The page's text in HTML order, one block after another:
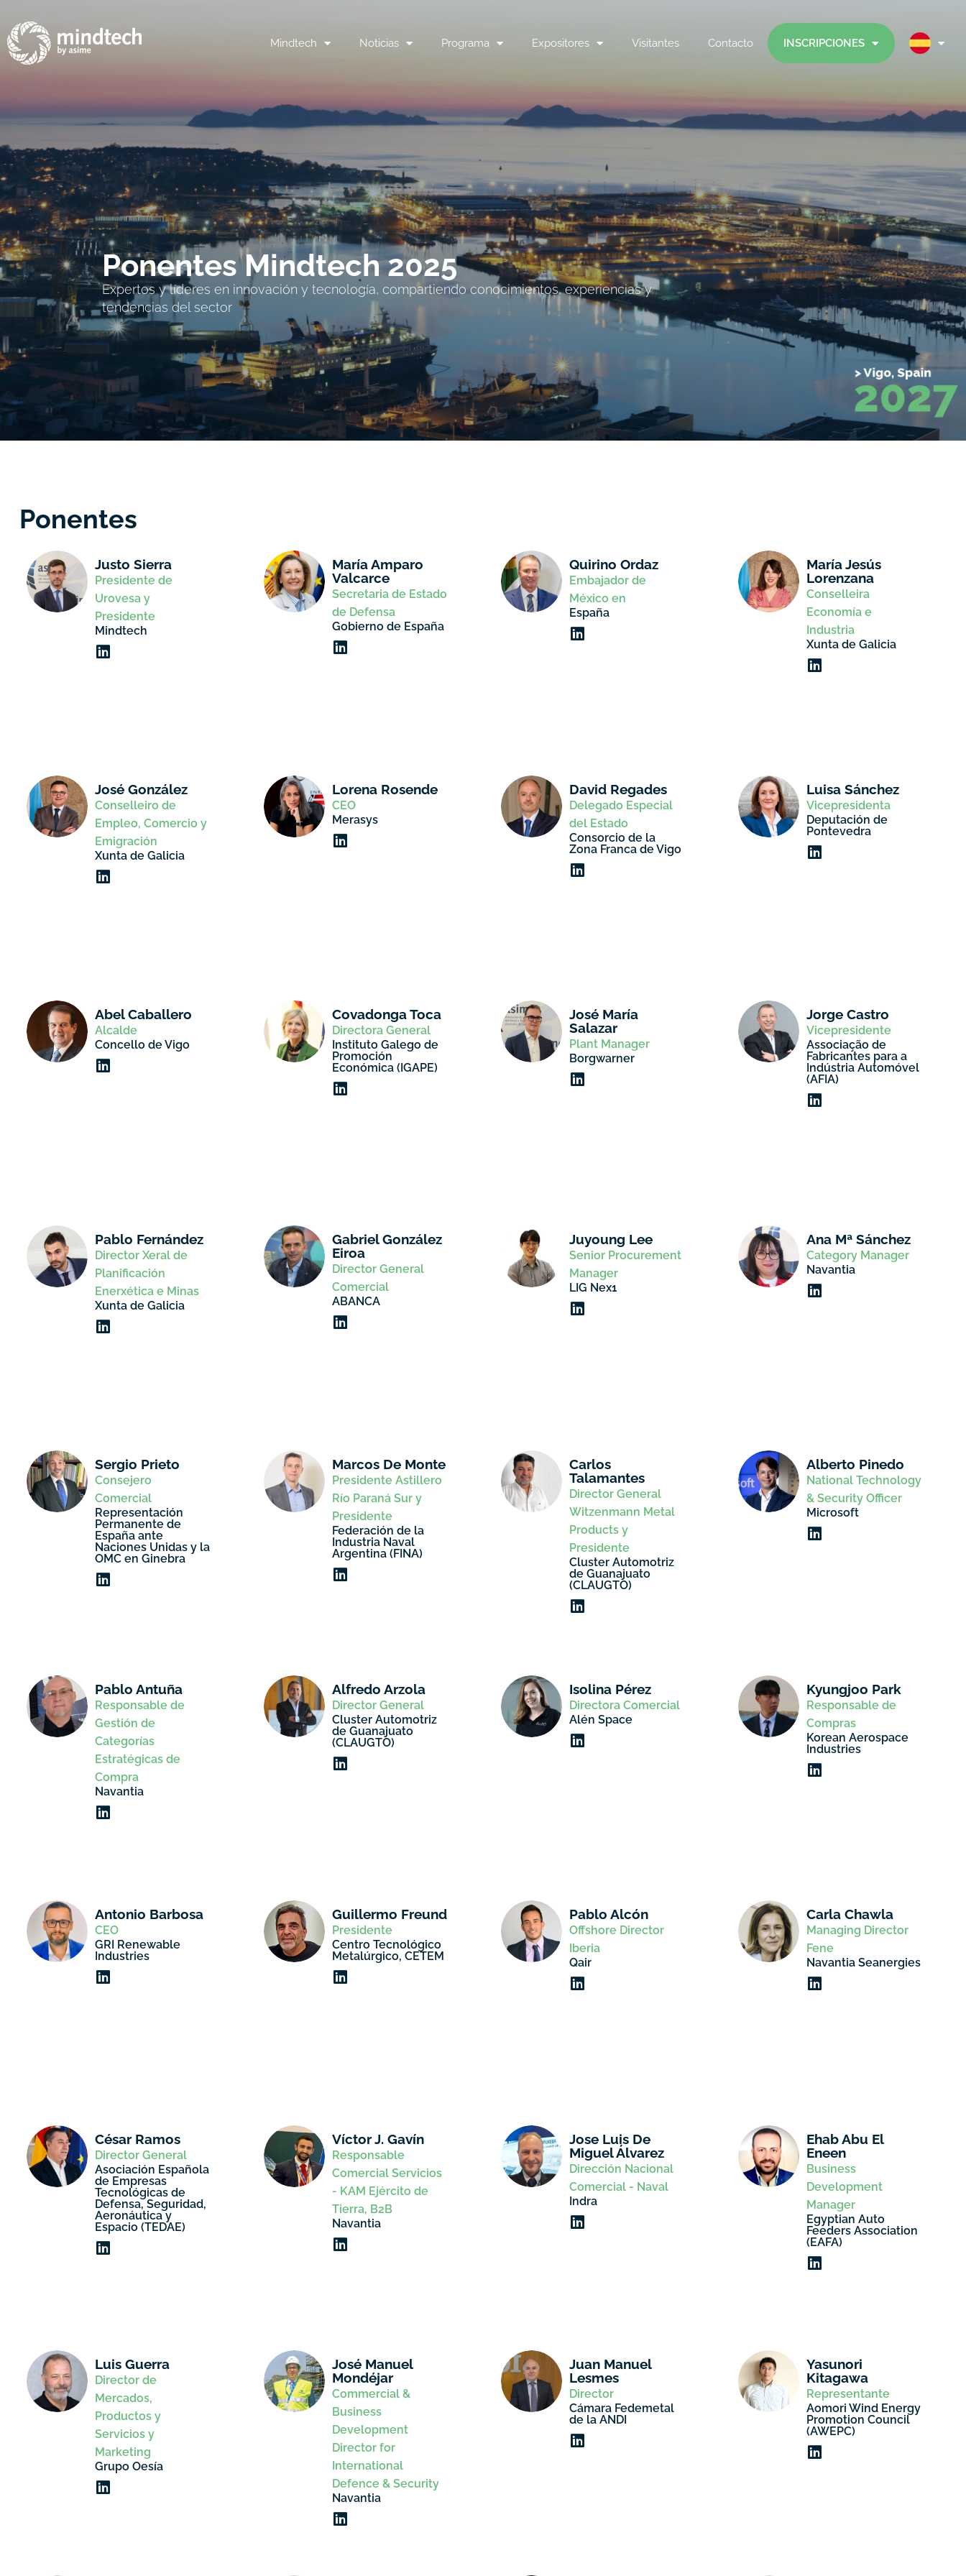
Mindtech Noticias Programa Expositores Visitantes Contacto INSCRIPCIONES
Ponentes Mindtech 2025
Expertos y líderes en innovación y tecnología, compartiendo conocimientos, experiencias y
tendencias del sector
Ponentes
Justo Sierra
Presidente de
Urovesa y
Presidente
Mindtech
María Amparo
Valcarce
Secretaria de Estado
de Defensa
Gobierno de España
Quirino Ordaz
Embajador de
México en
España
María Jesús
Lorenzana
Conselleira
Economía e
Industria
Xunta de Galicia
José González
Conselleiro de
Empleo, Comercio y
Emigración
Xunta de Galicia
Lorena Rosende
CEO
Merasys
David Regades
Delegado Especial
del Estado
Consorcio de la
Zona Franca de Vigo
Luisa Sánchez
Vicepresidenta
Deputación de
Pontevedra
Abel Caballero
Alcalde
Concello de Vigo
Covadonga Toca
Directora General
Instituto Galego de
Promoción
Económica (IGAPE)
José María
Salazar
Plant Manager
Borgwarner
Jorge Castro
Vicepresidente
Associação de
Fabricantes para a
Indústria Automóvel
(AFIA)
Pablo Fernández
Director Xeral de
Planificación
Enerxética e Minas
Xunta de Galicia
Gabriel González
Eiroa
Director General
Comercial
ABANCA
Juyoung Lee
Senior Procurement
Manager
LIG Nex1
Ana Mª Sánchez
Category Manager
Navantia
Sergio Prieto
Consejero
Comercial
Representación
Permanente de
España ante
Naciones Unidas y la
OMC en Ginebra
Marcos De Monte
Presidente Astillero
Río Paraná Sur y
Presidente
Federación de la
Industria Naval
Argentina (FINA)
Carlos
Talamantes
Director General
Witzenmann Metal
Products y
Presidente
Cluster Automotriz
de Guanajuato
(CLAUGTO)
Alberto Pinedo
National Technology
& Security Officer
Microsoft
Pablo Antuña
Responsable de
Gestión de
Categorías
Estratégicas de
Compra
Navantia
Alfredo Arzola
Director General
Cluster Automotriz
de Guanajuato
(CLAUGTO)
Isolina Pérez
Directora Comercial
Alén Space
Kyungjoo Park
Responsable de
Compras
Korean Aerospace
Industries
Antonio Barbosa
CEO
GRI Renewable
Industries
Guillermo Freund
Presidente
Centro Tecnológico
Metalúrgico, CETEM
Pablo Alcón
Offshore Director
Iberia
Qair
Carla Chawla
Managing Director
Fene
Navantia Seanergies
César Ramos
Director General
Asociación Española
de Empresas
Tecnológicas de
Defensa, Seguridad,
Aeronáutica y
Espacio (TEDAE)
Víctor J. Gavín
Responsable
Comercial Servicios
- KAM Ejército de
Tierra, B2B
Navantia
Jose Luis De
Miguel Álvarez
Dirección Nacional
Comercial - Naval
Indra
Ehab Abu El
Eneen
Business
Development
Manager
Egyptian Auto
Feeders Association
(EAFA)
Luis Guerra
Director de
Mercados,
Productos y
Servicios y
Marketing
Grupo Oesía
José Manuel
Mondéjar
Commercial &
Business
Development
Director for
International
Defence & Security
Navantia
Juan Manuel
Lesmes
Director
Cámara Fedemetal
de la ANDI
Yasunori
Kitagawa
Representante
Aomori Wind Energy
Promotion Council
(AWEPC)